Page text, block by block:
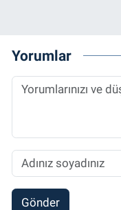
Yorumlar
Gönder